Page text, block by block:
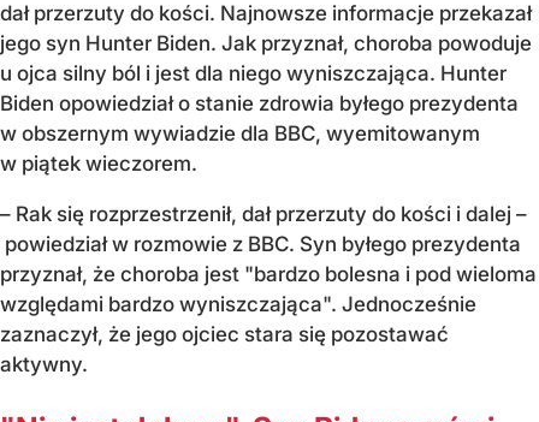
dał przerzuty do kości. Najnowsze informacje przekazał
jego syn Hunter Biden. Jak przyznał, choroba powoduje
u ojca silny ból i jest dla niego wyniszczająca. Hunter
Biden opowiedział o stanie zdrowia byłego prezydenta
w obszernym wywiadzie dla BBC, wyemitowanym
w piątek wieczorem.
– Rak się rozprzestrzenił, dał przerzuty do kości i dalej –
powiedział w rozmowie z BBC. Syn byłego prezydenta
przyznał, że choroba jest "bardzo bolesna i pod wieloma
względami bardzo wyniszczająca". Jednocześnie
zaznaczył, że jego ojciec stara się pozostawać
aktywny.